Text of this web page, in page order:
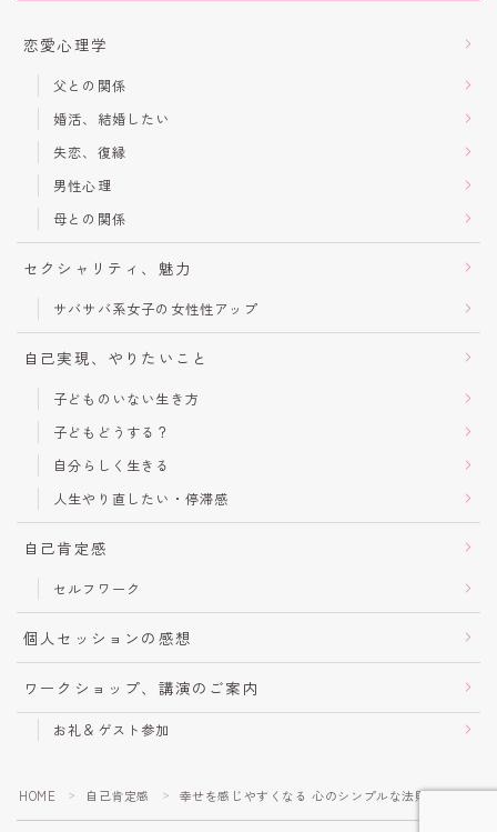
恋愛心理学
父との関係
婚活、結婚したい
失恋、復縁
男性心理
母との関係
セクシャリティ、魅力
サバサバ系女子の女性性アップ
自己実現、やりたいこと
子どものいない生き方
子どもどうする？
自分らしく生きる
人生やり直したい・停滞感
自己肯定感
セルフワーク
個人セッションの感想
ワークショップ、講演のご案内
お礼＆ゲスト参加
HOME ＞ 自己肯定感 ＞ 幸せを感じやすくなる 心のシンプルな法則